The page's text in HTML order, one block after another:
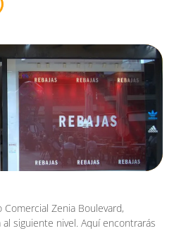
Zenia Boulevard,
siguiente nivel. Aquí encontrarás